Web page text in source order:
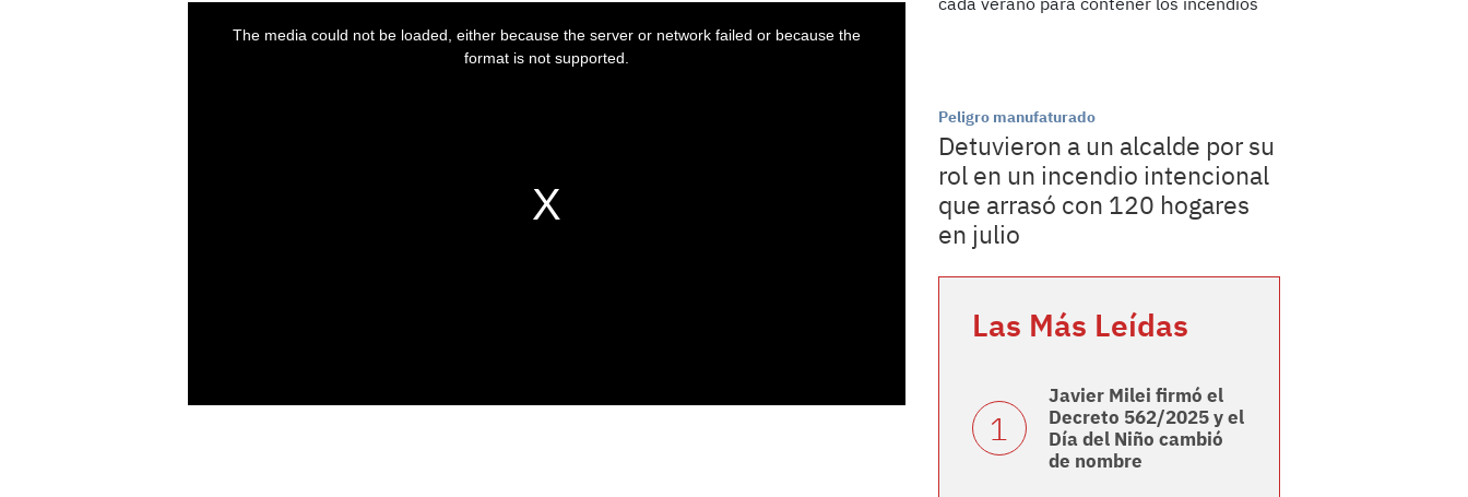
Peligro manufaturado
Detuvieron a un alcalde por su
rol en un incendio intencional
que arrasó con 120 hogares
en julio
Las Más Leídas
Javier Milei firmó el
Decreto 562/2025 y el
Día del Niño cambió
de nombre